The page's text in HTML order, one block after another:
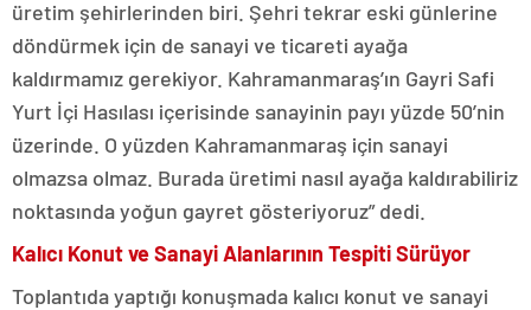
üretim şehirlerinden biri. Şehri tekrar eski günlerine
döndürmek için de sanayi ve ticareti ayağa
kaldırmamız gerekiyor. Kahramanmaraş’ın Gayri Safi
Yurt İçi Hasılası içerisinde sanayinin payı yüzde 50’nin
üzerinde. O yüzden Kahramanmaraş için sanayi
olmazsa olmaz. Burada üretimi nasıl ayağa kaldırabiliriz
noktasında yoğun gayret gösteriyoruz” dedi.
Kalıcı Konut ve Sanayi Alanlarının Tespiti Sürüyor
Toplantıda yaptığı konuşmada kalıcı konut ve sanayi